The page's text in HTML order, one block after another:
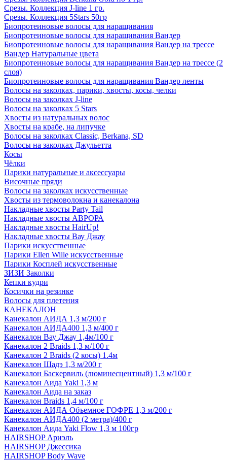
Срезы. Коллекция J-line 1 гр.
Срезы. Коллекция 5Stars 50гр
Биопротеиновые волосы для наращивания
Биопротеиновые волосы для наращивания Вандер
Биопротеиновые волосы для наращивания Вандер на трессе
Вандер Натуральные цвета
Биопротеиновые волосы для наращивания Вандер на трессе (2
слоя)
Биопротеиновые волосы для наращивания Вандер ленты
Волосы на заколках, парики, хвосты, косы, челки
Волосы на заколках J-line
Волосы на заколках 5 Stars
Хвосты из натуральных волос
Хвосты на крабе, на липучке
Волосы на заколках Classic, Berkana, SD
Волосы на заколках Джульетта
Косы
Чёлки
Парики натуральные и аксессуары
Височные пряди
Волосы на заколках искусственные
Хвосты из термоволокна и канекалона
Накладные хвосты Party Tail
Накладные хвосты АВРОРА
Накладные хвосты HairUp!
Накладные хвосты Вау Джау
Парики искусственные
Парики Ellen Wille искусственные
Парики Косплей искусственные
ЗИЗИ Заколки
Кепки кудри
Косички на резинке
Волосы для плетения
КАНЕКАЛОН
Канекалон АИДА 1,3 м/200 г
Канекалон АИДА400 1,3 м/400 г
Канекалон Вау Джау 1,4м/100 г
Канекалон 2 Braids 1,3 м/100 г
Канекалон 2 Braids (2 косы) 1.4м
Канекалон Шадэ 1,3 м/200 г
Канекалон Баскервиль (люминесцентный) 1,3 м/100 г
Канекалон Аида Yaki 1,3 м
Канекалон Аида на заказ
Канекалон Braids 1,4 м/100 г
Канекалон АИДА Объемное ГОФРЕ 1,3 м/200 г
Канекалон АИДА400 (2 метра)/400 г
Канекалон Аида Yaki Flow 1,3 м 100гр
HAIRSHOP Ариэль
HAIRSHOP Джессика
HAIRSHOP Body Wave